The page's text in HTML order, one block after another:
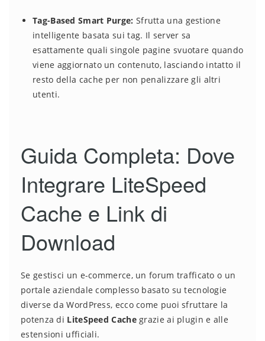
Tag-Based Smart Purge: Sfrutta una gestione
intelligente basata sui tag. Il server sa
esattamente quali singole pagine svuotare quando
viene aggiornato un contenuto, lasciando intatto il
resto della cache per non penalizzare gli altri
utenti.
Guida Completa: Dove
Integrare LiteSpeed
Cache e Link di
Download
Se gestisci un e-commerce, un forum trafficato o un
portale aziendale complesso basato su tecnologie
diverse da WordPress, ecco come puoi sfruttare la
potenza di LiteSpeed Cachegrazie ai plugin e alle
estensioni ufficiali.